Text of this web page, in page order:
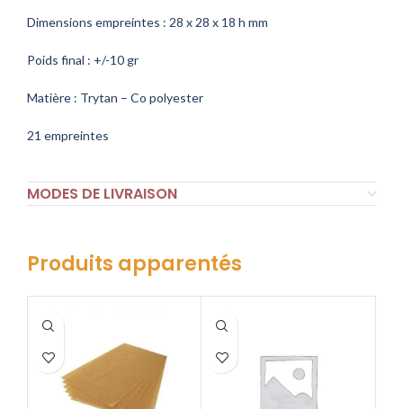
Dimensions empreintes : 28 x 28 x 18 h mm
Poids final : +/-10 gr
Matière : Trytan – Co polyester
21 empreintes
MODES DE LIVRAISON
Produits apparentés